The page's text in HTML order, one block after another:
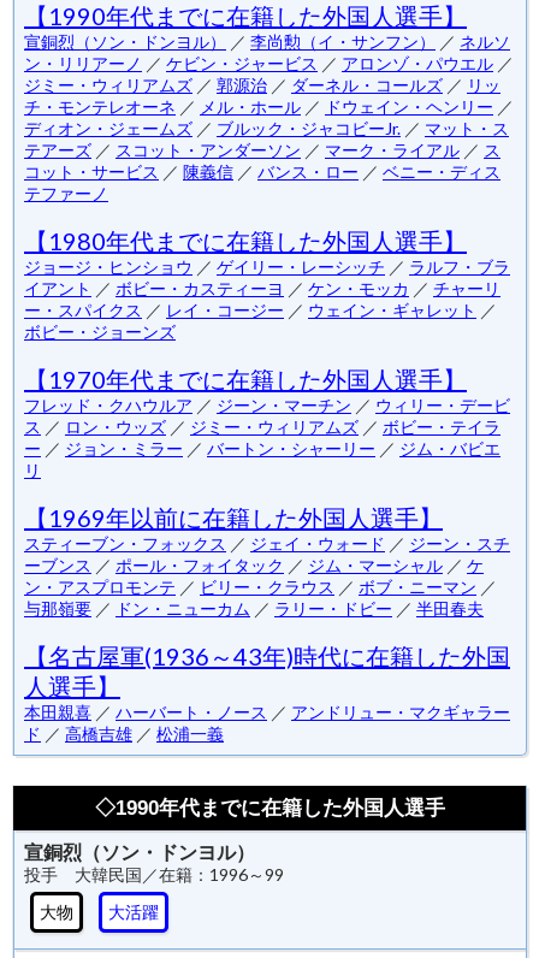
【1990年代までに在籍した外国人選手】
宣銅烈（ソン・ドンヨル） ／ 李尚勲（イ・サンフン） ／ ネルソ
ン・リリアーノ ／ ケビン・ジャービス ／ アロンゾ・パウエル ／
ジミー・ウィリアムズ ／ 郭源治 ／ ダーネル・コールズ ／ リッ
チ・モンテレオーネ ／ メル・ホール ／ ドウェイン・ヘンリー ／
ディオン・ジェームズ ／ ブルック・ジャコビーJr. ／ マット・ス
テアーズ ／ スコット・アンダーソン ／ マーク・ライアル ／ ス
コット・サービス ／ 陳義信 ／ バンス・ロー ／ ベニー・ディス
テファーノ
【1980年代までに在籍した外国人選手】
ジョージ・ヒンショウ ／ ゲイリー・レーシッチ ／ ラルフ・ブラ
イアント ／ ボビー・カスティーヨ ／ ケン・モッカ ／ チャーリ
ー・スパイクス ／ レイ・コージー ／ ウェイン・ギャレット ／
ボビー・ジョーンズ
【1970年代までに在籍した外国人選手】
フレッド・クハウルア ／ ジーン・マーチン ／ ウィリー・デービ
ス ／ ロン・ウッズ ／ ジミー・ウィリアムズ ／ ボビー・テイラ
ー ／ ジョン・ミラー ／ バートン・シャーリー ／ ジム・バビエ
リ
【1969年以前に在籍した外国人選手】
スティーブン・フォックス ／ ジェイ・ウォード ／ ジーン・スチ
ーブンス ／ ポール・フォイタック ／ ジム・マーシャル ／ ケ
ン・アスプロモンテ ／ ビリー・クラウス ／ ボブ・ニーマン ／
与那嶺要 ／ ドン・ニューカム ／ ラリー・ドビー ／ 半田春夫
【名古屋軍(1936～43年)時代に在籍した外国
人選手】
本田親喜 ／ ハーバート・ノース ／ アンドリュー・マクギャラー
ド ／ 高橋吉雄 ／ 松浦一義
◇1990年代までに在籍した外国人選手
宣銅烈（ソン・ドンヨル）
投手 大韓民国／在籍：1996～99
大物
大活躍